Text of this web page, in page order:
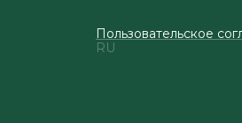
Пользовательское
RU